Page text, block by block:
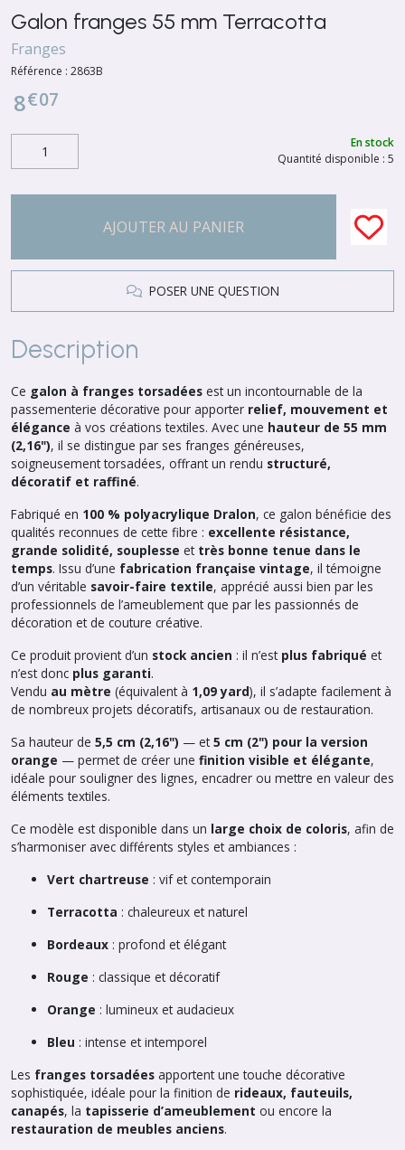
Galon franges 55 mm Terracotta
Franges
Référence : 2863B
8€07
En stock
Quantité disponible : 5
AJOUTER AU PANIER
POSER UNE QUESTION
Description
Ce galon à franges torsadées est un incontournable de la
passementerie décorative pour apporter relief, mouvement et
élégance à vos créations textiles. Avec une hauteur de 55 mm
(2,16"), il se distingue par ses franges généreuses,
soigneusement torsadées, offrant un rendu structuré,
décoratif et raffiné.
Fabriqué en 100 % polyacrylique Dralon, ce galon bénéficie des
qualités reconnues de cette fibre : excellente résistance,
grande solidité, souplesse et très bonne tenue dans le
temps. Issu d’une fabrication française vintage, il témoigne
d’un véritable savoir-faire textile, apprécié aussi bien par les
professionnels de l’ameublement que par les passionnés de
décoration et de couture créative.
Ce produit provient d’un stock ancien : il n’est plus fabriqué et
n’est donc plus garanti.
Vendu au mètre (équivalent à 1,09 yard), il s’adapte facilement à
de nombreux projets décoratifs, artisanaux ou de restauration.
Sa hauteur de 5,5 cm (2,16") — et5 cm (2") pour la version
orange — permet de créer une finition visible et élégante,
idéale pour souligner des lignes, encadrer ou mettre en valeur des
éléments textiles.
Ce modèle est disponible dans un large choix de coloris, afin de
s’harmoniser avec différents styles et ambiances :
Vert chartreuse : vif et contemporain
Terracotta : chaleureux et naturel
Bordeaux : profond et élégant
Rouge : classique et décoratif
Orange : lumineux et audacieux
Bleu : intense et intemporel
Les franges torsadées apportent une touche décorative
sophistiquée, idéale pour la finition de rideaux, fauteuils,
canapés, la tapisserie d’ameublement ou encore la
restauration de meubles anciens.